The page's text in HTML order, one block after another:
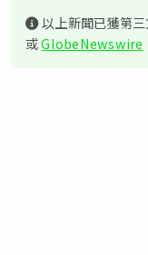
以上新聞已獲第
或GlobeNewswire